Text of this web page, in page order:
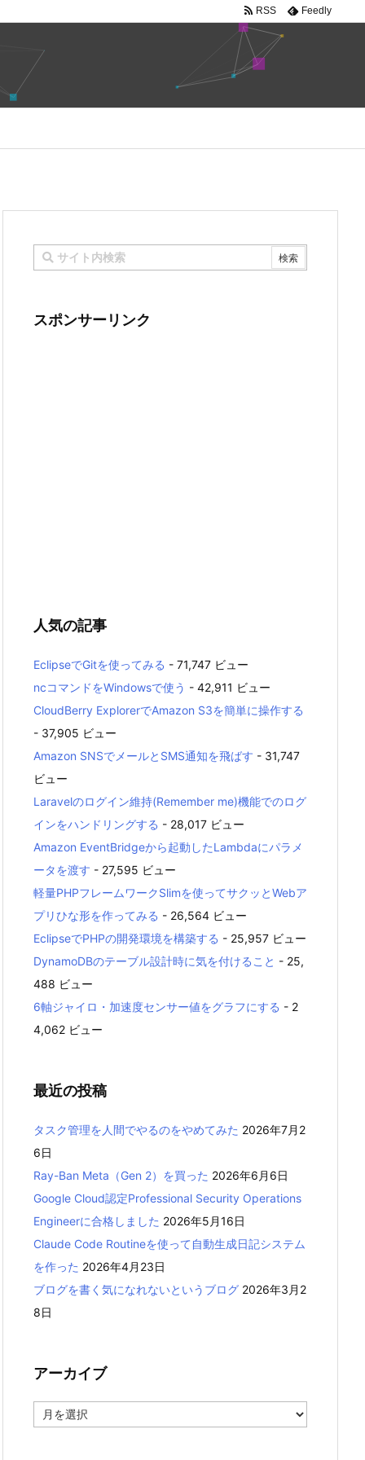
RSS Feedly
スポンサーリンク
人気の記事
EclipseでGitを使ってみる - 71,747 ビュー
ncコマンドをWindowsで使う - 42,911 ビュー
CloudBerry ExplorerでAmazon S3を簡単に操作する
- 37,905 ビュー
Amazon SNSでメールとSMS通知を飛ばす - 31,747
ビュー
Laravelのログイン維持(Remember me)機能でのログ
インをハンドリングする - 28,017 ビュー
Amazon EventBridgeから起動したLambdaにパラメ
ータを渡す - 27,595 ビュー
軽量PHPフレームワークSlimを使ってサクッとWebア
プリひな形を作ってみる - 26,564 ビュー
EclipseでPHPの開発環境を構築する - 25,957 ビュー
DynamoDBのテーブル設計時に気を付けること - 25,
488 ビュー
6軸ジャイロ・加速度センサー値をグラフにする - 2
4,062 ビュー
最近の投稿
タスク管理を人間でやるのをやめてみた 2026年7月2
6日
Ray-Ban Meta（Gen 2）を買った 2026年6月6日
Google Cloud認定Professional Security Operations
Engineerに合格しました 2026年5月16日
Claude Code Routineを使って自動生成日記システム
を作った 2026年4月23日
ブログを書く気になれないというブログ 2026年3月2
8日
アーカイブ
ー